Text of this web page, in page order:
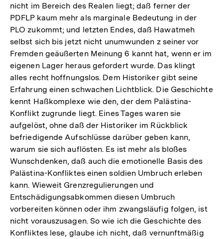
nicht im Bereich des Realen liegt; daß ferner der
PDFLP kaum mehr als marginale Bedeutung in der
PLO zukommt; und letzten Endes, daß Hawatmeh
selbst sich bis jetzt nicht unumwunden z seiner vor
Fremden geäußerten Meinung 6 kannt hat, wenn er im
eigenen Lager heraus gefordert wurde. Das klingt
alles recht hoffnungslos. Dem Historiker gibt seine
Erfahrung einen schwachen Lichtblick. Die Geschichte
kennt Haßkomplexe wie den, der dem Palästina-
Konflikt zugrunde liegt. Eines Tages waren sie
aufgelöst, ohne daß der Historiker im Rückblick
befriedigende Aufschlüsse darüber geben kann,
warum sie sich auflösten. Es ist mehr als bloßes
Wunschdenken, daß auch die emotionelle Basis des
Palästina-Konfliktes einen soldien Umbruch erleben
kann. Wieweit Grenzregulierungen und
Entschädigungsabkommen diesen Umbruch
vorbereiten können oder ihm zwangsläufig folgen, ist
nicht vorauszusagen. So wie ich die Geschichte des
Konfliktes lese, glaube ich nicht, daß vernunftmäßig